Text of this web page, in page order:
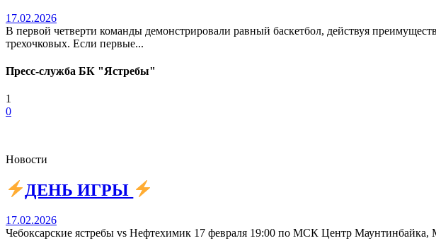
17.02.2026
В первой четверти команды демонстрировали равный баскетбол, действуя
трехочковых. Если первые...
Пресс-служба БК "Ястребы"
1
0
Новости
ДЕНЬ ИГРЫ
17.02.2026
Чебоксарские ястребы vs Нефтехимик 17 февраля 19:00 по МСК Центр Маунтинбайка,